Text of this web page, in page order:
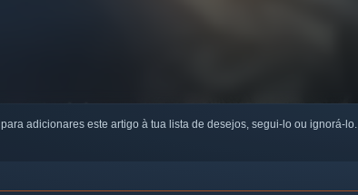
para adicionares este artigo à tua lista de desejos, segui-lo ou ignorá-lo.